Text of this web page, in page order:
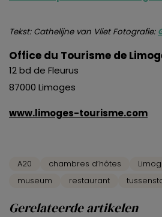
Tekst: Cathelijne van Vliet Fotografie:
Office du Tourisme de
12 bd de Fleurus
87000 Limoges
www.limoges-tourisme.com
A20 chambres d’hôtes
museum
restaurant
Gerelateerde artikelen